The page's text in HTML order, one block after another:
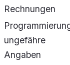
Rechnungen
ungefähre
Angaben